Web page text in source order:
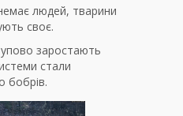
людей, тварини
своє.
заростають
стали
бобрів.